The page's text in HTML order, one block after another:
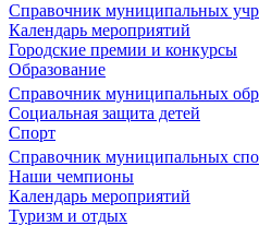
Справочник муниципальных
Календарь мероприятий
Городские премии и конкурсы
Образование
Справочник муниципальных
Социальная защита детей
Спорт
Справочник муниципальных
Наши чемпионы
Календарь мероприятий
Туризм и отдых